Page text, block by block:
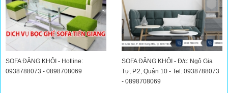
SOFA ĐĂNG KHÔI - Hotline:
0938788073 - 0898708069
SOFA ĐĂNG KHÔI - Đ/c: Ngô Gia
Tự, P.2, Quận 10 - Tel: 0938788073
- 0898708069